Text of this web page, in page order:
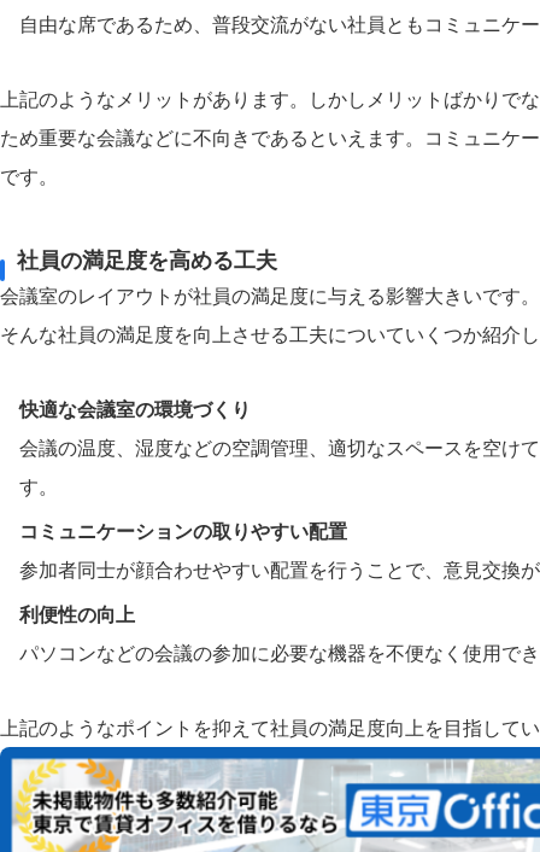
自由な席であるため、普段交流がない社員ともコミュニケ
上記のようなメリットがあります。しかしメリットばかりで
ため重要な会議などに不向きであるといえます。コミュニケ
です。
社員の満足度を高める工夫
会議室のレイアウトが社員の満足度に与える影響大きいです
そんな社員の満足度を向上させる工夫についていくつか紹介
快適な会議室の環境づくり
会議の温度、湿度などの空調管理、適切なスペースを空け
す。
コミュニケーションの取りやすい配置
参加者同士が顔合わせやすい配置を行うことで、意見交換
利便性の向上
パソコンなどの会議の参加に必要な機器を不便なく使用で
上記のようなポイントを抑えて社員の満足度向上を目指して